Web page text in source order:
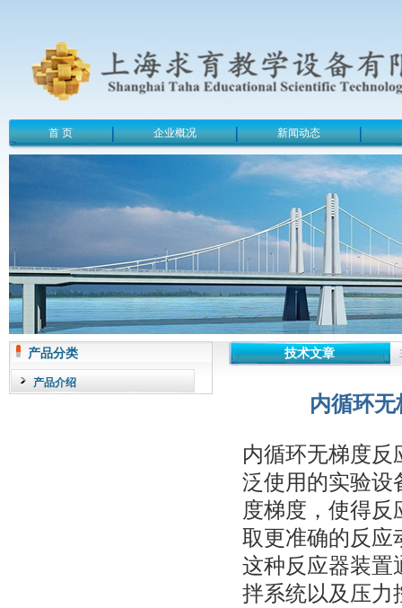
首 页 企业概况 新闻动态
产品分类
产品介绍
技术文章
内循环
内循环无梯度
泛使用的实验设
度梯度，使得
取更准确的反应
这种反应器装置
拌系统以及压力